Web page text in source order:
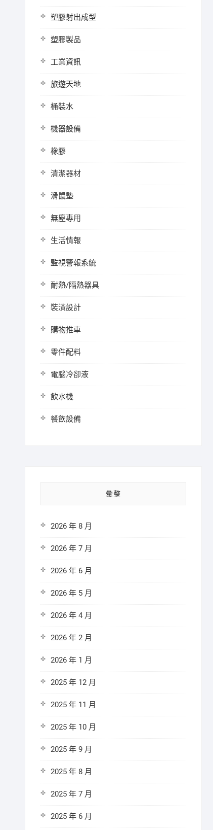
塑膠射出成型
塑膠製品
工業資訊
旅遊天地
桶裝水
機器設備
橡膠
清潔器材
滑鼠墊
無塵專用
生活情報
監視警報系統
耐熱/隔熱器具
裝潢設計
購物推車
零件配料
電腦冷卻液
飲水機
餐飲設備
彙整
2026 年 8 月
2026 年 7 月
2026 年 6 月
2026 年 5 月
2026 年 4 月
2026 年 2 月
2026 年 1 月
2025 年 12 月
2025 年 11 月
2025 年 10 月
2025 年 9 月
2025 年 8 月
2025 年 7 月
2025 年 6 月